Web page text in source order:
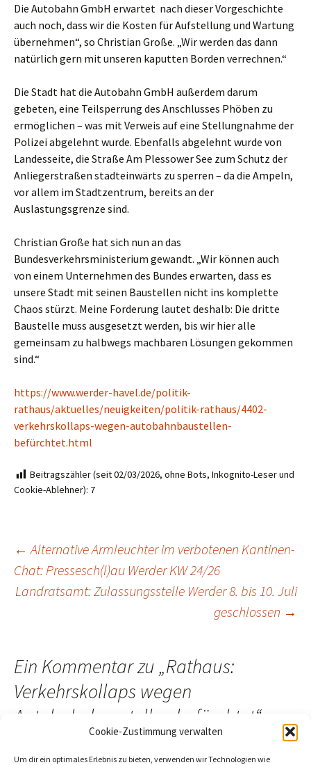
Cookie-Zustimmung verwalten
Um dir ein optimales Erlebnis zu bieten, verwenden wir Technologien wie
Die Autobahn GmbH erwartet nach dieser Vorgeschichte
auch noch, dass wir die Kosten für Aufstellung und Wartung
übernehmen“, so Christian Große. „Wir werden das dann
natürlich gern mit unseren kaputten Borden verrechnen.“
Die Stadt hat die Autobahn GmbH außerdem darum
gebeten, eine Teilsperrung des Anschlusses Phöben zu
ermöglichen – was mit Verweis auf eine Stellungnahme der
Polizei abgelehnt wurde. Ebenfalls abgelehnt wurde von
Landesseite, die Straße Am Plessower See zum Schutz der
Anliegerstraßen stadteinwärts zu sperren – da die Ampeln,
vor allem im Stadtzentrum, bereits an der
Auslastungsgrenze sind.
Christian Große hat sich nun an das
Bundesverkehrsministerium gewandt. „Wir können auch
von einem Unternehmen des Bundes erwarten, dass es
unsere Stadt mit seinen Baustellen nicht ins komplette
Chaos stürzt. Meine Forderung lautet deshalb: Die dritte
Baustelle muss ausgesetzt werden, bis wir hier alle
gemeinsam zu halbwegs machbaren Lösungen gekommen
sind.“
https://www.werder-havel.de/politik-
rathaus/aktuelles/neuigkeiten/politik-rathaus/4402-
verkehrskollaps-wegen-autobahnbaustellen-
befürchtet.html
Beitragszähler (seit 02/03/2026, ohne Bots, Inkognito-Leser und
Cookie-Ablehner): 7
Beitragsnavigation
← Alternative Armleuchter im verbotenen Kantinen-
Chat: Pressesch(l)au Werder KW 24/26
Landratsamt: Zulassungsstelle Werder 8. bis 10. Juli
geschlossen →
Ein Kommentar zu „Rathaus:
Verkehrskollaps wegen
Autobahnbaustellen befürchtet“